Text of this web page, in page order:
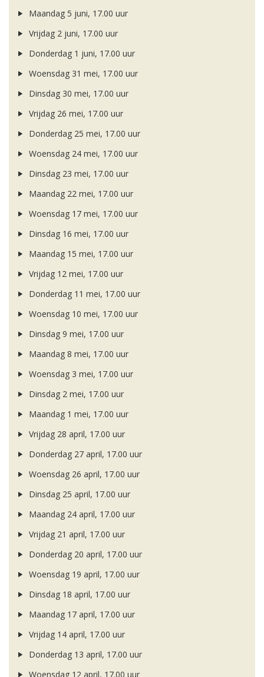
Maandag 5 juni, 17.00 uur
Vrijdag 2 juni, 17.00 uur
Donderdag 1 juni, 17.00 uur
Woensdag 31 mei, 17.00 uur
Dinsdag 30 mei, 17.00 uur
Vrijdag 26 mei, 17.00 uur
Donderdag 25 mei, 17.00 uur
Woensdag 24 mei, 17.00 uur
Dinsdag 23 mei, 17.00 uur
Maandag 22 mei, 17.00 uur
Woensdag 17 mei, 17.00 uur
Dinsdag 16 mei, 17.00 uur
Maandag 15 mei, 17.00 uur
Vrijdag 12 mei, 17.00 uur
Donderdag 11 mei, 17.00 uur
Woensdag 10 mei, 17.00 uur
Dinsdag 9 mei, 17.00 uur
Maandag 8 mei, 17.00 uur
Woensdag 3 mei, 17.00 uur
Dinsdag 2 mei, 17.00 uur
Maandag 1 mei, 17.00 uur
Vrijdag 28 april, 17.00 uur
Donderdag 27 april, 17.00 uur
Woensdag 26 april, 17.00 uur
Dinsdag 25 april, 17.00 uur
Maandag 24 april, 17.00 uur
Vrijdag 21 april, 17.00 uur
Donderdag 20 april, 17.00 uur
Woensdag 19 april, 17.00 uur
Dinsdag 18 april, 17.00 uur
Maandag 17 april, 17.00 uur
Vrijdag 14 april, 17.00 uur
Donderdag 13 april, 17.00 uur
Woensdag 12 april, 17.00 uur